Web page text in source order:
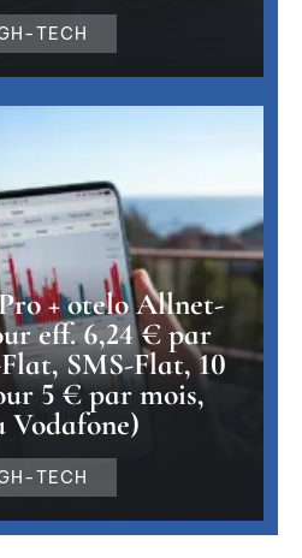
TECH
+ otelo Allnet-
eff. 6,24 € par
SMS-Flat, 10
5 € par mois,
Vodafone)
TECH